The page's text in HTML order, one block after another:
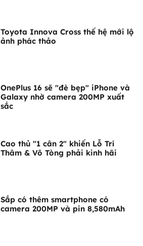
Toyota Innova Cross thế hệ mới lộ
ảnh phác thảo
OnePlus 16 sẽ "đè bẹp" iPhone và
Galaxy nhờ camera 200MP xuất
sắc
Cao thủ "1 cân 2" khiến Lỗ Trí
Thâm & Võ Tòng phải kinh hãi
Sắp có thêm smartphone có
camera 200MP và pin 8,580mAh